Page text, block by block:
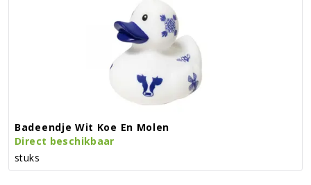
Badeendje Wit Koe En Molen
Direct beschikbaar
stuks